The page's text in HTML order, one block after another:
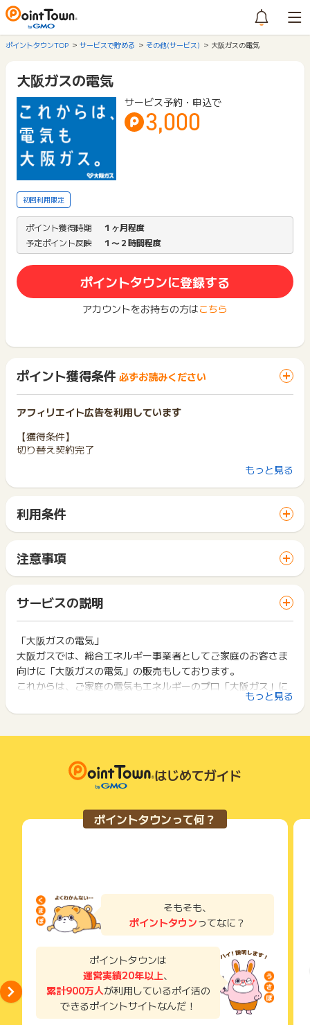
ポイントタウンTOP サービスで貯める その他(サービス) 大阪ガスの電気
大阪ガスの電気
サービス予約・申込で
3,000
初回利用限定
ポイント獲得時期
１ヶ月程度
予定ポイント反映
１〜２時間程度
ポイントタウンに登録する
アカウントをお持ちの方はこちら
ポイント獲得条件 必ずお読みください
アフィリエイト広告を利用しています
【獲得条件】
切り替え契約完了
■関西エリア大阪ガスの電気新規申込
和歌山県/
および福井県/三重県/岐阜県の一部が対象エリア
る場合は対象
■「大阪ガス」への都市ガスの切り替え
・電気セット申込のみ
※基本的に下記のフォームからの申込が対象（一部例外もあり）
https://services.osakagas.co.jp/portalc/contents-2/p
c/electricity/switching/index.php
https://services.osakagas.co.jp/portalc/contents-2/p
c/gas-ele-switching/index.php
【獲得対象外条件】
・関西エリア以外の申込
・ご契約済のメニュー変更
・「新生活応援プラン」「ファミリー応援プラン」以外のプラ
・引っ越し先のご使用開始の申込
・転居元での使用中止と引っ越し先で使用開始の申込（ガス電
・重複、虚偽、入力内容不備、返品、キャンセル、未入金、対
象外商品の購入
・「新生活応援プラン」「ファミリー応援プラン」以外のプラ
※ポイントに関するお問い合わせは、
ポイントタウンのサポート
までお問い合わせください。ポイントについて、広告主に直接
お問い合わせをした場合、ポイント獲得対象外となる場合がご
ざいます。
もっと見る
利用条件
サイトに移動してからお申し込みやお買い物が完了するまでの
間に、同じブラウザ（※）で他のサイトに移動した場合はポイン
ト獲得ができません。
「 申込をしてポイントGET 」ボタンを押した時とサービス・
お買い物利用時で、デバイス・ブラウザが異なる場合はポイン
ト獲得ができません。
2回以上同じお買い物・サービスをご利用される場合は、毎回
ポイントタウンに戻り、「 申込をしてポイントGET 」ボタン
を押してからご利用ください。
下記の事項に該当する場合、広告主側で対象外とみなし、「獲
い物を複数回ご利用された場合
て一度でも同サービス・お買い物を利用されたことがある場合
ご利用前には、Cookieの削除をおこなっていただくことを推奨
サービス・お買い物利用時にお電話など2つ以上の申し込み方
法がある場合、必ずサイト上のWEBフォームからお申し込みく
了などのメールは、ポイント獲得するまで必ず保管してくださ
獲得待ち・獲得失敗の状態でお問い合わせされる際に、該当の
メールを送っていただく場合がございます。
そのため、紛失・破棄された場合は対応いたしかねますので、
ご注意ください。
(※) SafariやChromeなどwebサイトを表示するアプリのこと
注意事項
一部のサービスにつきましては、1商品につき10円単位の金額
は切り捨てとなります。
ポイント獲得が1ポイント未満のものは切り捨てとなり、ポイ
ント履歴には記載されません。
原則として広告主側のポイント等を利用して支払われた金額分
につきましては、ポイントタウンのポイント獲得の対象には含
まれません。
広告主が運営しているサービスの都合もしくは会員様の都合で
商品の交換や一部でもキャンセルされた場合、ポイントが無効
になる可能性もございます。
条件を達成しているかどうかは各広告主ではなく、代理店が行
っているため、広告主はポイントに関する詳細を把握しており
そのため、ポイントタウンのポイントに関するお問い合わせを
広告主様に直接行わないようお願いいたします。
サービスの説明
「大阪ガスの電気」
大阪ガスでは、総合エネルギー事業者としてご家庭のお客さま
向けに「大阪ガスの電気」の販売もしております。
これからは、ご家庭の電気もエネルギーのプロ「大阪ガス」に
もっと見る
はじめてガイド
ポイントタウンって何？
そもそも、
ポイントタウンってなに？
ポイントタウンは
運営実績20年以上、
累計900万人が利用しているポイ活の
できるポイントサイトなんだ！